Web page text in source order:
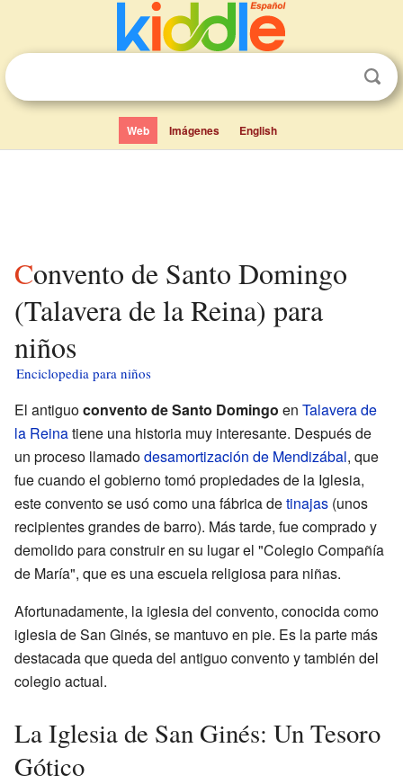
Web Imágenes English
Convento de Santo Domingo
(Talavera de la Reina) para
niños
Enciclopedia para niños
El antiguoconvento de Santo Domingo en Talavera de
la Reinatiene una historia muy interesante. Después de
un proceso llamadodesamortización de Mendizábal, que
fue cuando el gobierno tomó propiedades de la Iglesia,
este convento se usó como una fábrica detinajas (unos
recipientes grandes de barro). Más tarde, fue comprado y
demolido para construir en su lugar el "Colegio Compañía
de María", que es una escuela religiosa para niñas.
Afortunadamente, la iglesia del convento, conocida como
iglesia de San Ginés, se mantuvo en pie. Es la parte más
destacada que queda del antiguo convento y también del
colegio actual.
La Iglesia de San Ginés: Un Tesoro
Gótico